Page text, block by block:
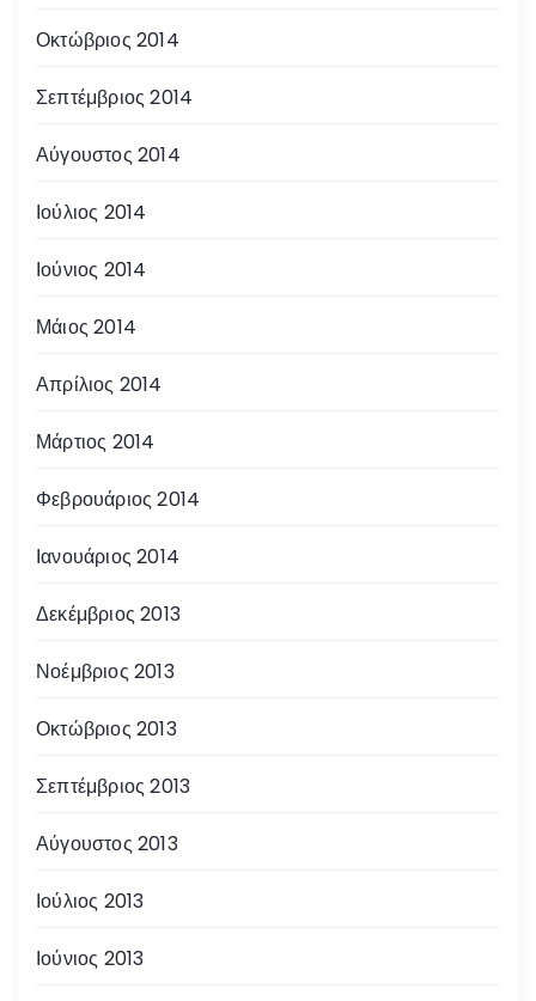
Οκτώβριος 2014
Σεπτέμβριος 2014
Αύγουστος 2014
Ιούλιος 2014
Ιούνιος 2014
Μάιος 2014
Απρίλιος 2014
Μάρτιος 2014
Φεβρουάριος 2014
Ιανουάριος 2014
Δεκέμβριος 2013
Νοέμβριος 2013
Οκτώβριος 2013
Σεπτέμβριος 2013
Αύγουστος 2013
Ιούλιος 2013
Ιούνιος 2013